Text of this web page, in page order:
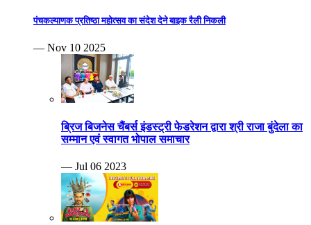
पंचकल्याणक प्रतिष्ठा महोत्सव का संदेश देने बाइक रैली निकली
— Nov 10 2025
ब्रिज बिजनेस चैंबर्स इंडस्ट्री फेडरेशन द्वारा श्री राजा बुंदेला का
सम्मान एवं स्वागत भोपाल समाचार
— Jul 06 2023